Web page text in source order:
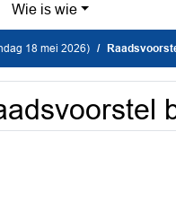
Wie is wie
18 mei 2026)